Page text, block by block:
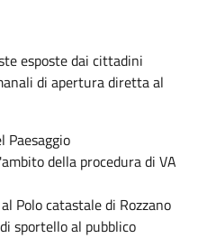
esposte dai cittadini
di apertura diretta al
Paesaggio
della procedura di VA
Polo catastale di Rozzano
sportello al pubblico